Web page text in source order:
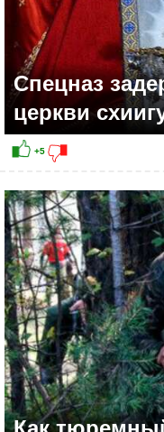
+2
Спецназ
церкви